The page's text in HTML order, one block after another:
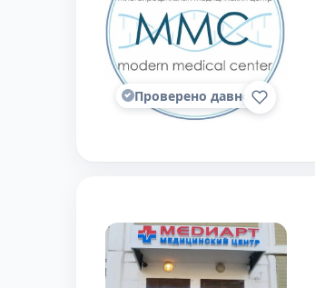
Проверено давно